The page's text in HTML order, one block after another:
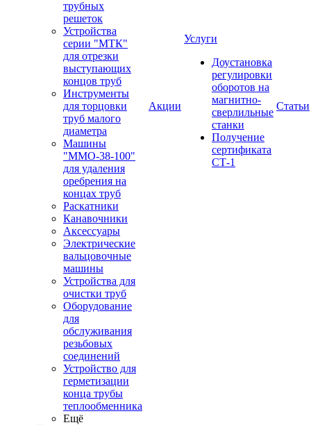
трубных
решеток
Устройства
серии "МТК"
для отрезки
выступающих
концов труб
Инструменты
для торцовки
труб малого
диаметра
Машины
"ММО-38-100"
для удаления
оребрения на
концах труб
Раскатники
Канавочники
Аксессуары
Электрические
вальцовочные
машины
Устройства для
очистки труб
Оборудование
для
обслуживания
резьбовых
соединений
Устройство для
герметизации
конца трубы
теплообменника
Ещё
Акции
Услуги
Доустановка
регулировки
оборотов на
магнитно-
сверлильные
станки
Получение
сертификата
СТ-1
Статьи